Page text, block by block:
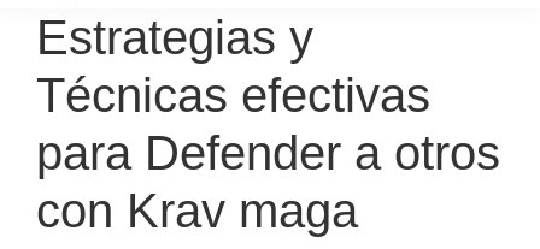
Krav360
Escuela
de
Krav
y
Estrategias y
Técnicas efectivas
para Defender a otros
con Krav maga